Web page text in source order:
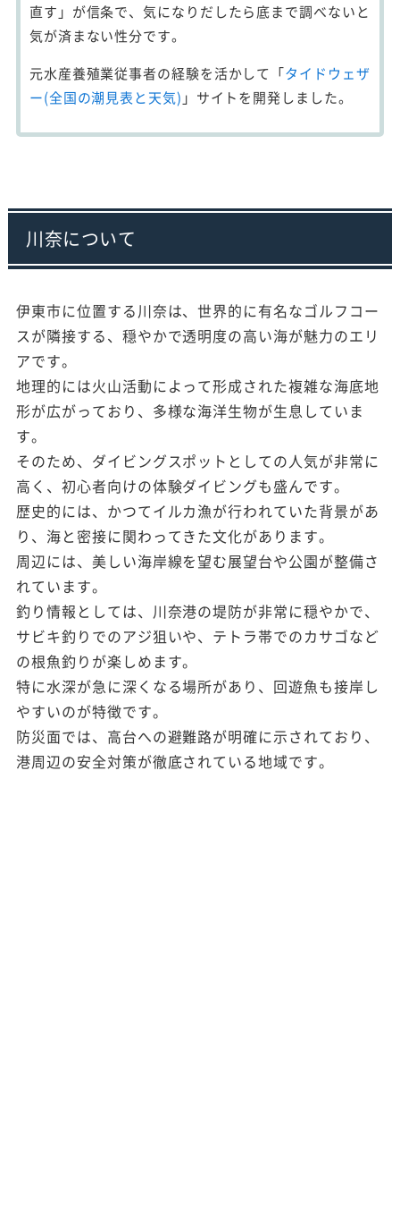
直す」が信条で、気になりだしたら底まで調べないと
気が済まない性分です。
元水産養殖業従事者の経験を活かして「タイドウェザ
ー(全国の潮見表と天気) 」サイトを開発しました。
川奈について
伊東市に位置する川奈は、世界的に有名なゴルフコー
スが隣接する、穏やかで透明度の高い海が魅力のエリ
アです。
地理的には火山活動によって形成された複雑な海底地
形が広がっており、多様な海洋生物が生息していま
す。
そのため、ダイビングスポットとしての人気が非常に
高く、初心者向けの体験ダイビングも盛んです。
歴史的には、かつてイルカ漁が行われていた背景があ
り、海と密接に関わってきた文化があります。
周辺には、美しい海岸線を望む展望台や公園が整備さ
れています。
釣り情報としては、川奈港の堤防が非常に穏やかで、
サビキ釣りでのアジ狙いや、テトラ帯でのカサゴなど
の根魚釣りが楽しめます。
特に水深が急に深くなる場所があり、回遊魚も接岸し
やすいのが特徴です。
防災面では、高台への避難路が明確に示されており、
港周辺の安全対策が徹底されている地域です。